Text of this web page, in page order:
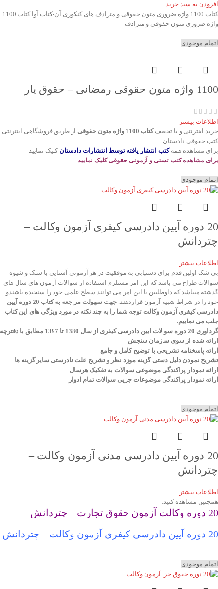
افزودن به سبد خرید
کتاب 1100 واژه ضروری متون حقوقی و مترادف های کنکوری آن-کتاب آوا کتاب 1100
واژه ضروری متون حقوقی و مترادف
اتمام موجودی
1100 واژه متون حقوقی رمضانی – حقوق یار
اطلاعات بیشتر
خرید اینترنتی و با تخفیفکتاب 1100 واژه متون حقوقی
از طریق فروشگاهی اینترنتی
کتب حقوقی دادستان
برای مشاهده همهکتب انتشار یافته توسط انتشارات دادستان کلیک نمایید
برای مشاهده کتب تستی و آزمونی حقوقی کلیک نمایید
اتمام موجودی
20 دوره آیین دادرسی کیفری آزمون وکالت –
چتردانش
اطلاعات بیشتر
بی شک اولین قدم برای دستیابی به موفقیت در هر آزمونی آشنایی با سبک و شیوه
سوالات طراح می باشد که این امر مستلزم استفاده از سوالات آزمون های سال های
گذشته میباشد که داوطلبین با این امر می توانند سطح علمی خود را سنجیده باشندو
خود را در شراط شبیه آزمون قراردهند.
جهت سهولت مراجعه به کتاب 20 دوره آیین
دادرسی کیفری آزمون وکالت توجه شما را به چند نکته در مورد ویژگی های این کتاب
جلب می نماییم:
گرداوری 20 دوره سوالات ایین دادرسی کیفری از سال 1380 تا 1397 مطابق با دفترچه
ارائه شده از سوی سازمان سنجش
ارائه پاسخنامه تشریحی با توضیح کامل و جامع
تشریح نمودن دلیل دستی گزینه موزد نظر و تشریح علت نادرستی سایر گزینه ها
ارائه نمودار پراکندگی موضوعی سوالات به تفکیک هرسال
رائه نمودار پراکندگی موضوعات جزیی سوالات تمام ادوار
اتمام موجودی
20 دوره آیین دادرسی مدنی آزمون وکالت –
چتردانش
اطلاعات بیشتر
همچنین مشاهده کنید:
20 دوره وکالت آزمون حقوق تجارت – چتردانش
20 دوره آیین دادرسی کیفری آزمون وکالت – چتردانش
اتمام موجودی